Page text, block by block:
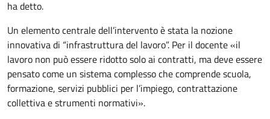
ha detto.
Un elemento centrale dell’intervento è stata la nozione
innovativa di “infrastruttura del lavoro”. Per il docente «il
lavoro non può essere ridotto solo ai contratti, ma deve essere
pensato come un sistema complesso che comprende scuola,
formazione, servizi pubblici per l’impiego, contrattazione
collettiva e strumenti normativi».